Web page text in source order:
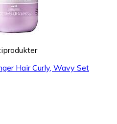
Hair Curly, Wavy Set